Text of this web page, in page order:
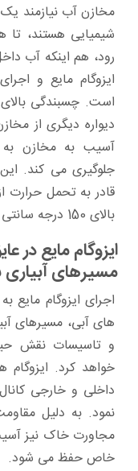
مخازن آب نیازمند
شیمیایی هستند، تا
رود، هم اینکه آب
ایزوگام مایع و
است. چسبندگی
دیواره دیگری از
آسیب به مخازن به
جلوگیری می‌ کند.
بالای 150 درجه سانتی گراد نیز هست.
ایزوگام مایع در
مسیرهای
اجرای ایزوگام مایع
های آبی، مسیرهای
و تاسیسات نقش
خواهد کرد.
داخلی و خارجی
نمود. به دلیل
مجاورت خاک نیز
خاص حفظ می‌ شود.